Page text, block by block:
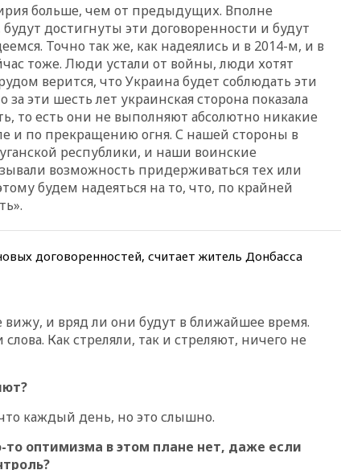
без российских туристов
18:35
В Жуковском и
аэропорту Геленджика
введены ограничения
18:21 Зюганов присоединился
к критике «Яблока»
18:15Четыре человека
пострадали при атаках ВСУ на
18:00
Совет мира выбрал
Газе
17:50Миронов призвал снять
управлении аэропортом
Шереметьево
Геленджика сняты
больше, чем от предыдущих. Вполне
достигнуты эти договоренности и будут
Точно так же, как надеялись и в 2014-м, и в
тоже. Люди устали от войны, люди хотят
верится, что Украина будет соблюдать эти
эти шесть лет украинская сторона показала
то есть они не выполняют абсолютно никакие
и по прекращению огня. С нашей стороны в
республики, и наши воинские
возможность придерживаться тех или
будем надеяться на то, что, по крайней
договоренностей, считает житель Донбасса
и вряд ли они будут в ближайшее время.
Как стреляли, так и стреляют, ничего не
каждый день, но это слышно.
оптимизма в этом плане нет, даже если